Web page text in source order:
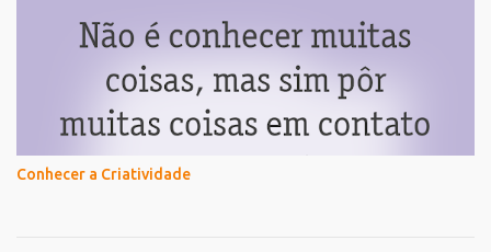
Conhecer a Criatividade